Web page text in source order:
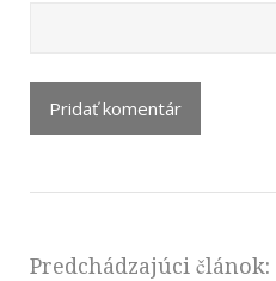
Predchádzajúci článok: